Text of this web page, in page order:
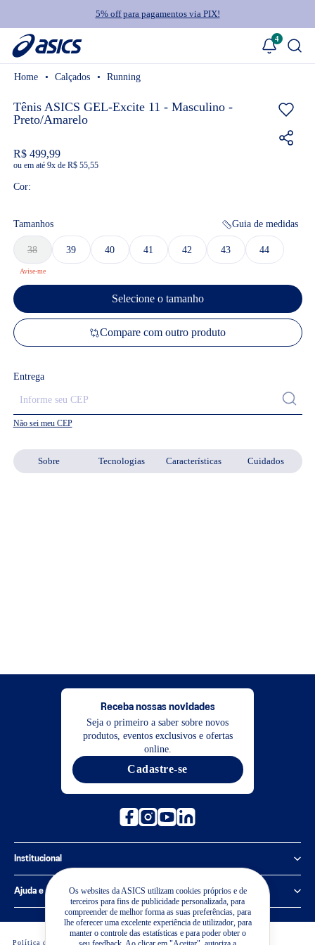
5% off para pagamentos via PIX!
4
Os websites da ASICS utilizam cookies próprios e de
terceiros para fins de publicidade personalizada, para
compreender de melhor forma as suas preferências, para
lhe oferecer uma excelente experiência de utilizador, para
manter o controle das estatísticas e para poder obter o
Sobre Tecnologias Características Cuidados
Calçados Running
Tênis ASICS GEL-Excite 11 - Masculino -
Preto/Amarelo
R$ 499,99
ou 9xde R$ 55,55
Cor:
Tamanhos Guia de medidas
38 39 40 41 42 43 44
Selecione o tamanho
Compare com outro produto
Entrega
Não sei meu CEP
Receba nossas novidades
Seja o primeiro a saber sobre novos
produtos, eventos exclusivos e ofertas
online.
Cadastre-se
Institucional
Política de Privacidade
Sobre a ASICS
Sustentabilidade
Ajuda e suporte
Central de Relacionamento
Política de cookiesPreferência de CookiesEditar consentimento